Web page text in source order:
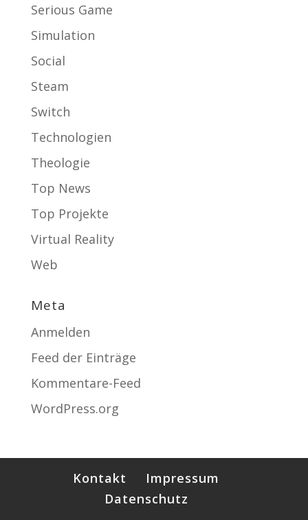
Serious Game
Simulation
Social
Steam
Switch
Technologien
Theologie
Top News
Top Projekte
Virtual Reality
Web
Meta
Anmelden
Feed der Einträge
Kommentare-Feed
WordPress.org
Kontakt
Impressum
Datenschutz